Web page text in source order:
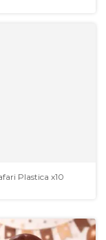
Plastica x10